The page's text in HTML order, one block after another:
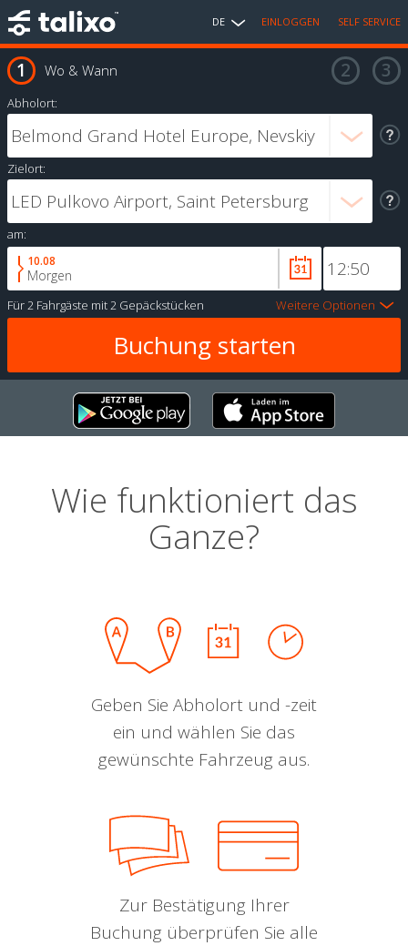
DE EINLOGGEN SELF SERVICE
Wo & Wann
Abholort:
Zielort:
am:
10.08
Morgen
Für2 Fahrgäste mit2 Gepäckstücken Weitere Optionen
Wie funktioniert das
Ganze?
Geben Sie Abholort und -zeit
ein und wählen Sie das
gewünschte Fahrzeug aus.
Zur Bestätigung Ihrer
Buchung überprüfen Sie alle